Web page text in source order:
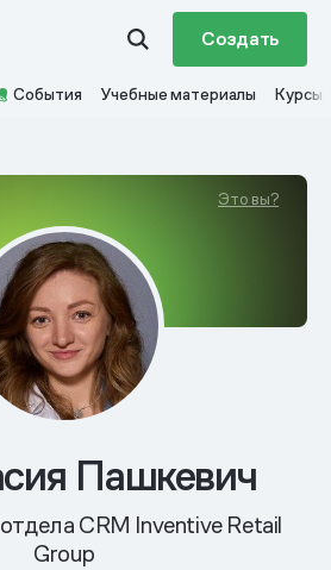
Создать
События Учебные материалы Курсы
Это вы?
Пашкевич
CRM Inventive Retail
Group